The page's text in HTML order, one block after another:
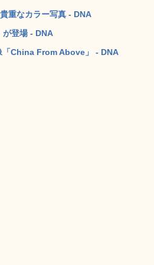
重なカラー写真 - DNA
が登場 - DNA
「China From Above」 - DNA